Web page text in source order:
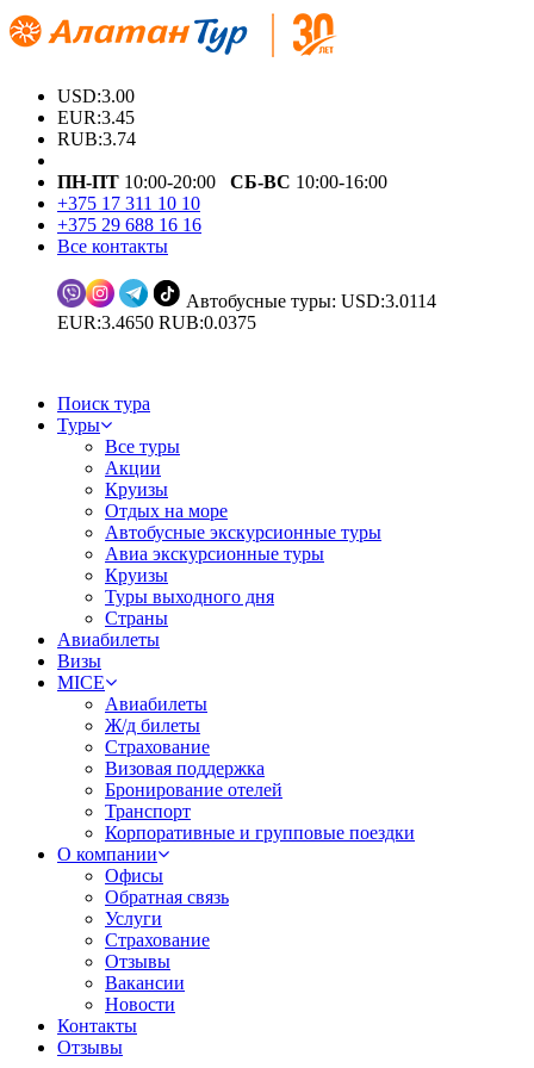
USD:3.00
EUR:3.45
RUB:3.74
ПН-ПТ 10:00-20:00 СБ-ВС 10:00-16:00
+375 17 311 10 10
+375 29 688 16 16
Все контакты
Автобусные туры: USD:3.0114
EUR:3.4650 RUB:0.0375
Поиск тура
Туры
Все туры
Акции
Круизы
Отдых на море
Автобусные экскурсионные туры
Авиа экскурсионные туры
Круизы
Туры выходного дня
Страны
Авиабилеты
Визы
MICE
Авиабилеты
Ж/д билеты
Страхование
Визовая поддержка
Бронирование отелей
Транспорт
Корпоративные и групповые поездки
О компании
Офисы
Обратная связь
Услуги
Страхование
Отзывы
Вакансии
Новости
Контакты
Отзывы